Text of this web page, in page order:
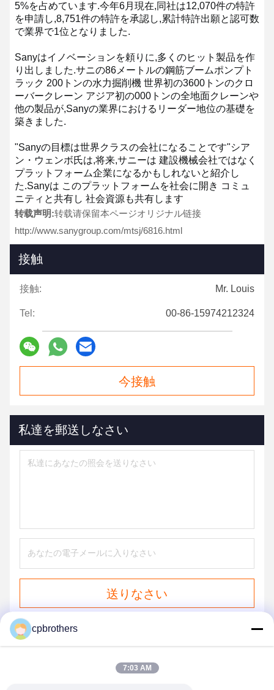
5%を占めています.今年6月現在,同社は12,070件の特許
を申請し,8,751件の特許を承認し,累計特許出願と認可数
で業界で1位となりました.
Sanyはイノベーションを頼りに,多くのヒット製品を作
り出しました.サニの86メートルの鋼筋ブームポンプト
ラック 200トンの水力掘削機 世界初の3600トンのクロ
ーバークレーン アジア初の000トンの全地面クレーンや
他の製品が,Sanyの業界におけるリーダー地位の基礎を
築きました.
"Sanyの目標は世界クラスの会社になることです"シア
ン・ウェンボ氏は,将来,サニーは 建設機械会社ではなく
プラットフォーム企業になるかもしれないと紹介し
た.Sanyは このプラットフォームを社会に開き コミュ
ニティと共有し 社会資源も共有します
转载声明:转载请保留本ページオリジナル链接
http://www.sanygroup.com/mtsj/6816.html
接触
接触: Mr. Louis
Tel: 00-86-15974212324
今接触
私達を郵送しなさい
送りなさい
cpbrothers
7:03 AM